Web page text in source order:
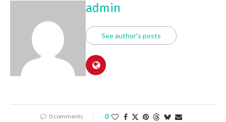
admin
See author's posts
0 comments 0